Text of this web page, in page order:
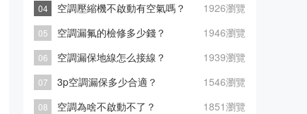
1926瀏覽
空調壓縮機不啟動有空氣嗎？
1946瀏覽
空調漏氟的檢修多少錢？
1939瀏覽
空調漏保地線怎么接線？
1546瀏覽
3p空調漏保多少合適？
1851瀏覽
空調為啥不啟動不了？